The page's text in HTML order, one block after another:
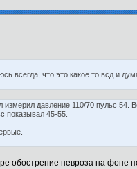
всегда, что это какое то всд и
давление 110/70 пульс 54.
показывал 45-55.
обострение невроза на фоне